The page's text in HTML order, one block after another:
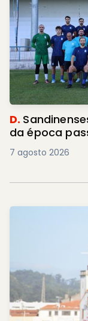
D.
da época
7 agosto 2026